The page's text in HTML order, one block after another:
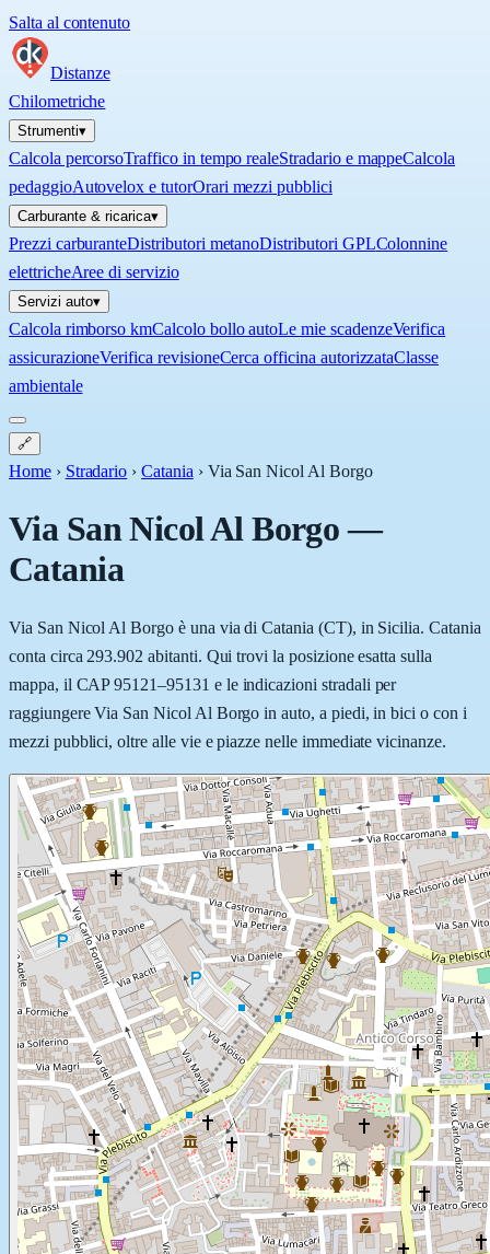
Salta al contenuto
Distanze
Chilometriche
Strumenti▾
Calcola percorsoTraffico in tempo realeStradario e mappeCalcola
pedaggioAutovelox e tutorOrari mezzi pubblici
Carburante & ricarica▾
Prezzi carburanteDistributori metanoDistributori GPLColonnine
elettricheAree di servizio
Servizi auto▾
Calcola rimborso kmCalcolo bollo autoLe mie scadenzeVerifica
assicurazioneVerifica revisioneCerca officina autorizzataClasse
ambientale
🔗
Home › Stradario › Catania › Via San Nicol Al Borgo
Via San Nicol Al Borgo—
Catania
Via San Nicol Al Borgo è una via di Catania (CT), in Sicilia. Catania
conta circa 293.902 abitanti. Qui trovi la posizione esatta sulla
mappa, il CAP 95121–95131 e le indicazioni stradali per
raggiungere Via San Nicol Al Borgo in auto, a piedi, in bici o con i
mezzi pubblici, oltre alle vie e piazze nelle immediate vicinanze.